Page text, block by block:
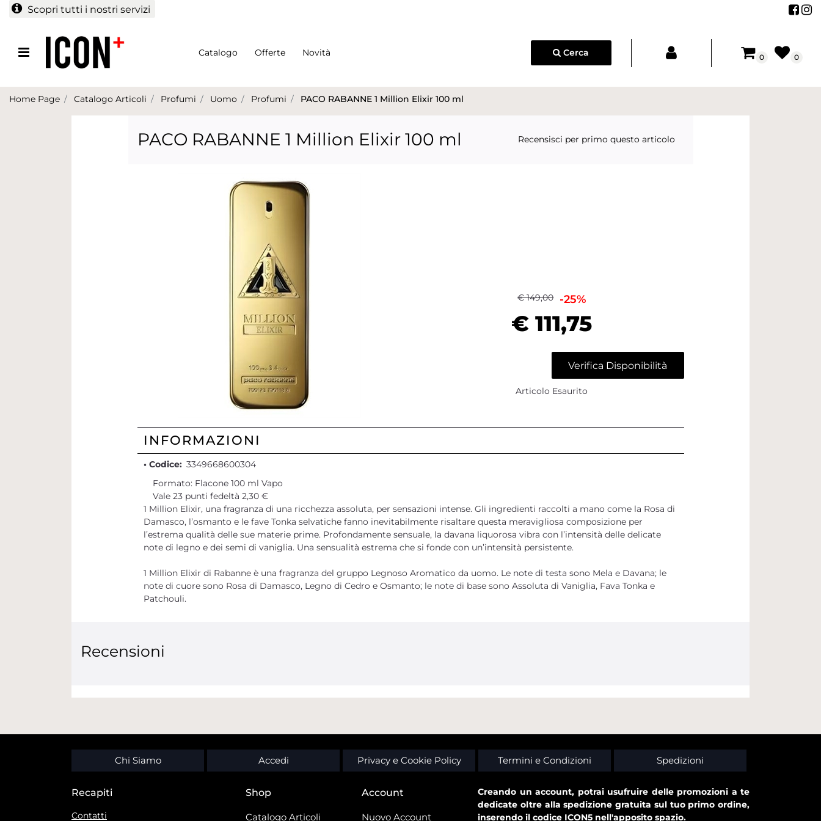
Scopri tutti i nostri servizi
Open menu Catalogo Offerte Novità Cerca 0 0
Home Page Catalogo Articoli Profumi Uomo Profumi PACO RABANNE 1 Million Elixir 100 ml
PACO RABANNE 1 Million Elixir 100 ml Recensisci per primo questo articolo
€ 149,00 -25%
€ 111,75
Verifica Disponibilità
Articolo Esaurito
INFORMAZIONI
• Codice: 3349668600304
Formato: Flacone 100 ml Vapo
Vale 23 punti fedeltà 2,30 €
1 Million Elixir, una fragranza di una ricchezza assoluta, per sensazioni intense. Gli ingredienti raccolti a mano come la Rosa di
Damasco, l’osmanto e le fave Tonka selvatiche fanno inevitabilmente risaltare questa meravigliosa composizione per
l’estrema qualità delle sue materie prime. Profondamente sensuale, la davana liquorosa vibra con l’intensità delle delicate
note di legno e dei semi di vaniglia. Una sensualità estrema che si fonde con un’intensità persistente.
1 Million Elixir di Rabanne è una fragranza del gruppo Legnoso Aromatico da uomo. Le note di testa sono Mela e Davana; le
note di cuore sono Rosa di Damasco, Legno di Cedro e Osmanto; le note di base sono Assoluta di Vaniglia, Fava Tonka e
Patchouli.
Recensioni
Chi Siamo Accedi Privacy e Cookie Policy Termini e Condizioni Spedizioni
Recapiti
Contatti
Shop
Catalogo Articoli
Account
Nuovo Account
Creando un account, potrai usufruire delle promozioni a te
dedicate oltre alla spedizione gratuita sul tuo primo ordine,
inserendo il codice ICON5 nell'apposito spazio.